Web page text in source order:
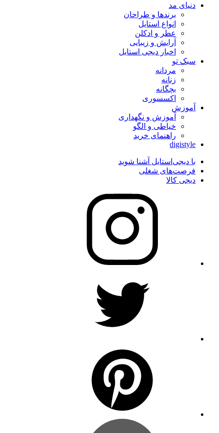
دنیای مد
برندها و طراحان
انواع استایل
عطر و ادکلن
آرایش و زیبایی
اخبار دیجی استایل
سبک تو
مردانه
زنانه
بچگانه
اکسسوری
آموزش
آموزش و نگهداری
خیاطی و الگو
راهنمای خرید
digistyle
با دیجی‌استایل آشنا شوید
فرصت‌های شغلی
دیجی کالا